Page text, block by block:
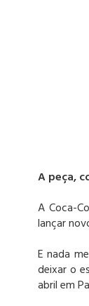
A peça,
A Coca-
lançar
E nada
deixar o
abril em